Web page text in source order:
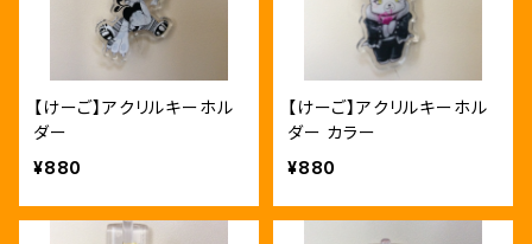
【けーご】アクリルキーホル
ダー
¥880
【けーご】アクリルキーホル
ダー カラー
¥880